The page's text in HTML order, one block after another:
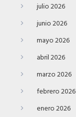
julio 2026
junio 2026
mayo 2026
abril 2026
marzo 2026
febrero 2026
enero 2026